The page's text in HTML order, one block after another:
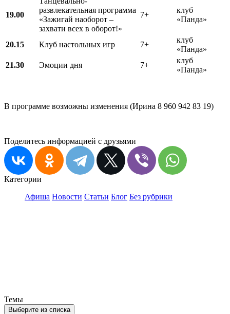
19.00
развлекательная программа
«Зажигай наоборот –
захвати всех в оборот!»
7+
клуб
«Панда»
20.15 Клуб настольных игр 7+
клуб
«Панда»
21.30
Эмоции дня 7+
клуб
«Панда»
В программе возможны изменения (Ирина 8 960 942 83 19)
Поделитесь информацией с друзьями
Категории
Афиша Новости Статьи Блог Без рубрики
Темы
Выберите из списка